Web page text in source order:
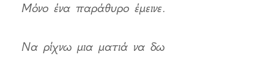
Μόνο ένα παράθυρο έμεινε.
Να ρίχνω μια ματιά να δω